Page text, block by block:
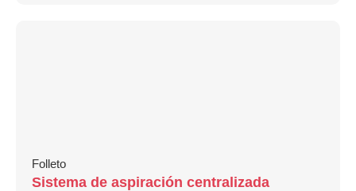
Folleto
Sistema de aspiración centralizada